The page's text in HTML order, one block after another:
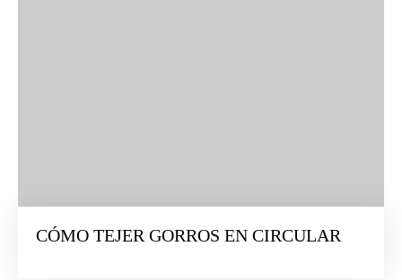
CÓMO TEJER GORROS EN CIRCULAR